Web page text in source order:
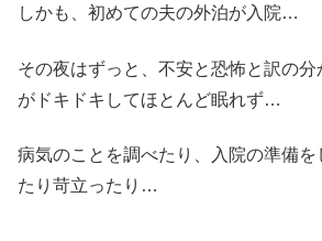
しかも、初めての夫の外泊が入院…
その夜はずっと、不安と恐怖と訳の
がドキドキしてほとんど眠れず…
病気のことを調べたり、入院の準備
たり苛立ったり…